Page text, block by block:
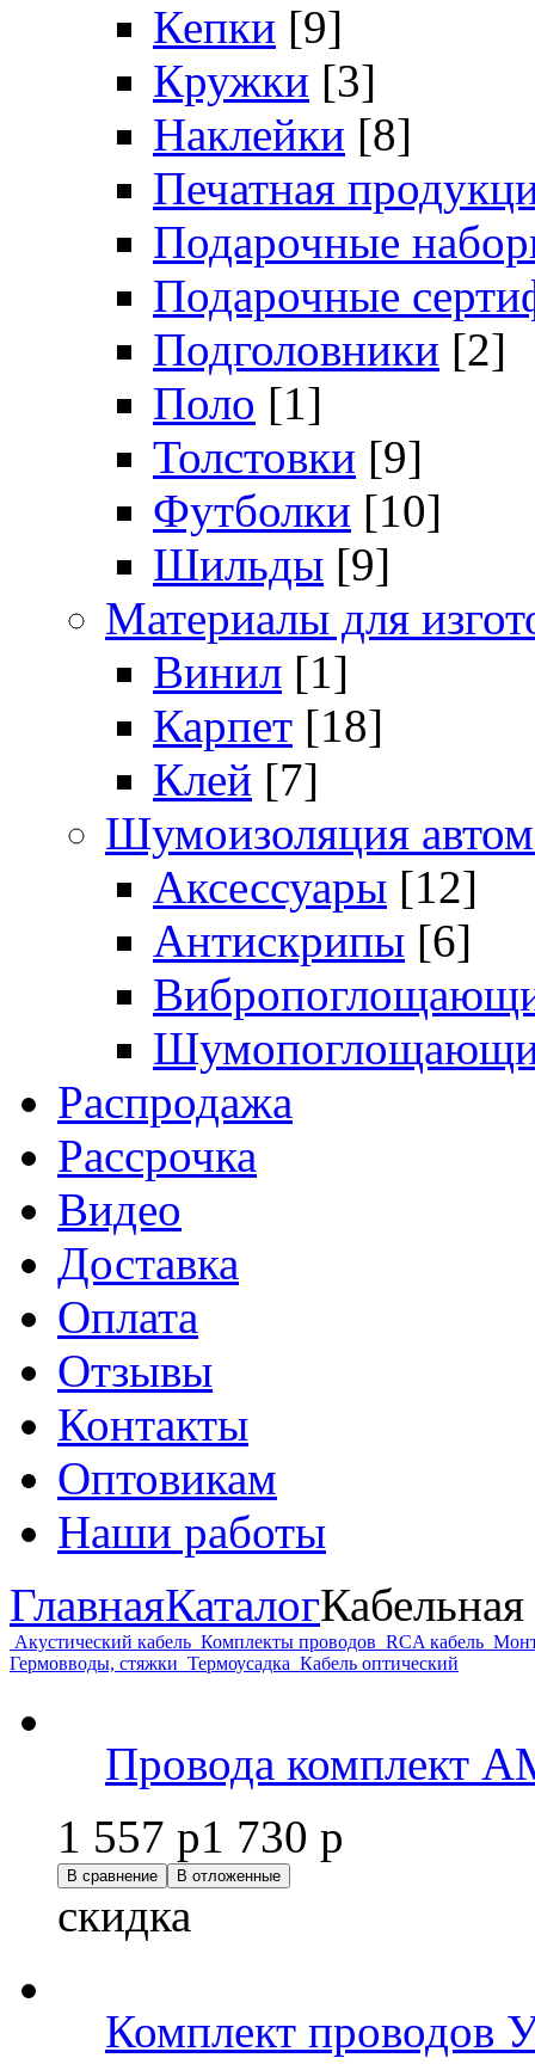
Кепки [9]
Кружки [3]
Наклейки [8]
Печатная
Подарочные
Подарочные
Подголовники [2]
Поло [1]
Толстовки [9]
Футболки [10]
Шильды [9]
Материалы для
Винил [1]
Карпет [18]
Клей [7]
Шумоизоляция
Аксессуары [12]
Антискрипы [6]
Распродажа
Рассрочка
Видео
Доставка
Оплата
Отзывы
Контакты
Оптовикам
Наши работы
ГлавнаяКаталог
Акустический кабель Комплекты проводов RCA кабель
Гермовводы, стяжки Термоусадка Кабель оптический
Провода комплект
1 557 р1 730 р
В сравнение В отложенные
скидка
Комплект